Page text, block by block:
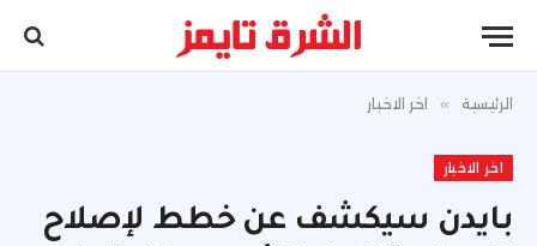
الرئيسية » اخر الاخبار
اخر الاخبار
بايدن سيكشف عن خطط لإصلاح